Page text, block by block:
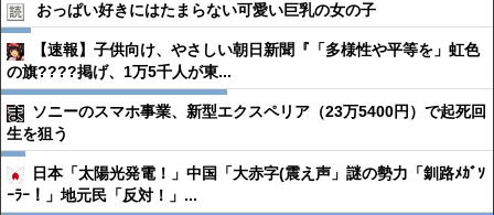
おっぱい好きにはたまらない可愛い巨乳の女の子
【速報】子供向け、やさしい朝日新聞『「多様性や平等を」虹色
の旗????掲げ、1万5千人が東...
ソニーのスマホ事業、新型エクスペリア（23万5400円）で起死回
生を狙う
日本「太陽光発電！」中国「大赤字(震え声」謎の勢力「釧路ﾒｶﾞｿ
ｰﾗｰ！」地元民「反対！」...